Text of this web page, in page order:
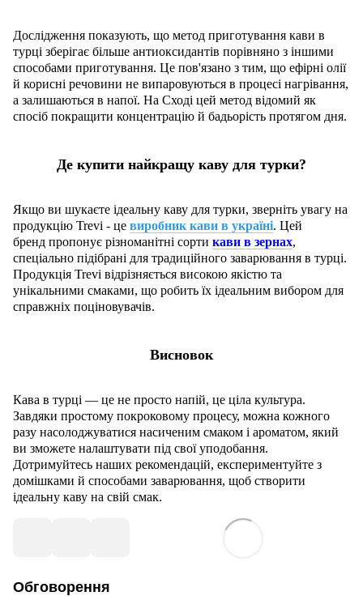
Дослідження показують, що метод приготування кави в
турці зберігає більше антиоксидантів порівняно з іншими
способами приготування. Це пов'язано з тим, що ефірні олії
й корисні речовини не випаровуються в процесі нагрівання,
а залишаються в напої. На Сході цей метод відомий як
спосіб покращити концентрацію й бадьорість протягом дня.
Де купити найкращу каву для турки?
Якщо ви шукаєте ідеальну каву для турки, зверніть увагу на
продукцію Trevi - це виробник кави в україні. Цей
бренд пропонує різноманітні сорти кави в зернах,
спеціально підібрані для традиційного заварювання в турці.
Продукція Trevi відрізняється високою якістю та
унікальними смаками, що робить їх ідеальним вибором для
справжніх поціновувачів.
Висновок
Кава в турці — це не просто напій, це ціла культура.
Завдяки простому покроковому процесу, можна кожного
разу насолоджуватися насиченим смаком і ароматом, який
ви зможете налаштувати під свої уподобання.
Дотримуйтесь наших рекомендацій, експериментуйте з
домішками й способами заварювання, щоб створити
ідеальну каву на свій смак.
Обговорення